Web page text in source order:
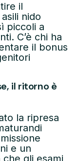
il
nido
piccoli a
C’è chi ha
il bonus
il ritorno è
la ripresa
e un